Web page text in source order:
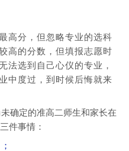
高分，但忽略专业的选科
高的分数，但填报志愿时
法选到自己心仪的专业，
中度过，到时候后悔就来
确定的准高二师生和家长在
件事情：